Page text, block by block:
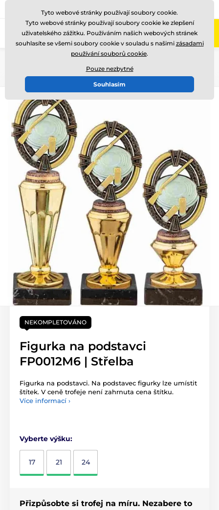
Zavolejte nám (Po-Pá 8-17)
NEKOMPLETOVÁNO
Figurka na podstavci
FP0012M6 | Střelba
Figurka na podstavci. Na podstavec figurky lze umístit
štítek. V ceně trofeje není zahrnuta cena štítku.
Více informací ›
Vyberte výšku:
17 21 24
Přizpůsobte si trofej na míru. Nezabere to
Tyto webové stránky používají soubory cookie.
Tyto webové stránky používají soubory cookie ke zlepšení
uživatelského zážitku. Používáním našich webových stránek
souhlasíte se všemi soubory cookie v souladu s našimi zásadami
používání souborů cookie.
Pouze nezbytné
Souhlasím